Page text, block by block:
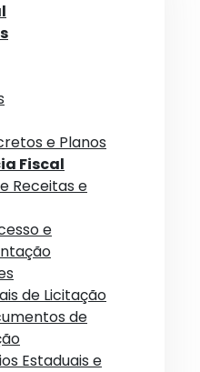
e Planos
Fiscal
Receitas e
e
de Licitação
de
Estaduais e